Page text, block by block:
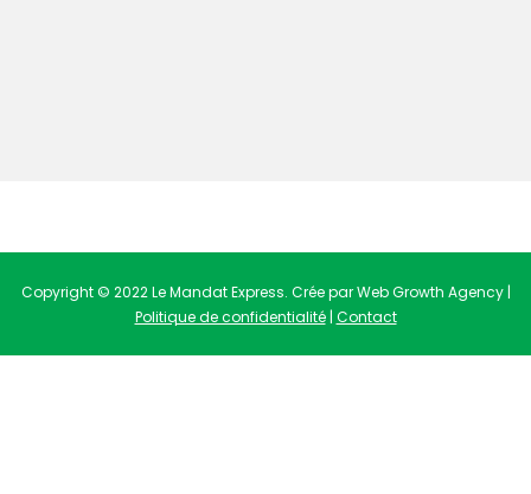
Copyright © 2022 Le Mandat Express. Crée par Web Growth Agency |
Politique de confidentialité| Contact